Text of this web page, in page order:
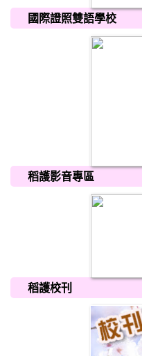
國際證照雙語學校
稻護影音專區
稻護校刊